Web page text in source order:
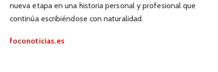
nueva etapa en una historia personal y profesional que
continúa escribiéndose con naturalidad.
foconoticias.es